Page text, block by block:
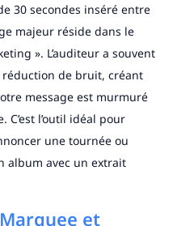
30 secondes inséré entre
majeur réside dans le
». L’auditeur a souvent
de bruit, créant
message est murmuré
l’outil idéal pour
une tournée ou
album avec un extrait
et